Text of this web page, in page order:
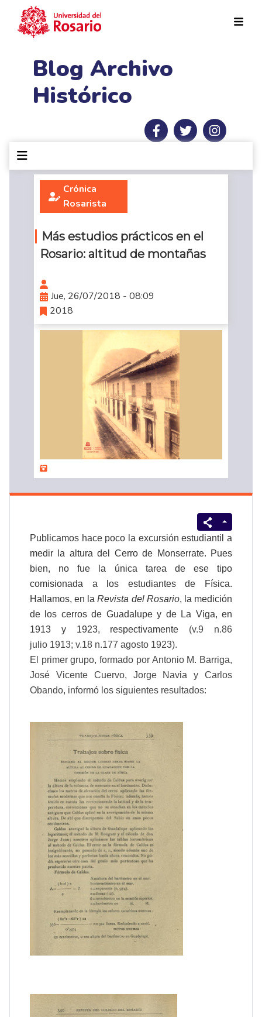
Blog Archivo
Histórico
Crónica
Rosarista
Más estudios prácticos en el
Rosario: altitud de montañas
Jue, 26/07/2018 - 08:09
2018
Publicamos hace poco la excursión estudiantil a
medir la altura del Cerro de Monserrate. Pues
bien, no fue la única tarea de ese tipo
comisionada a los estudiantes de Física.
Hallamos, en laRevista del Rosario, la medición
de los cerros de Guadalupe y de La Viga, en
1913 y 1923, respectivamente (v.9 n.86
julio 1913; v.18 n.177 agosto 1923).
El primer grupo, formado por Antonio M. Barriga,
José Vicente Cuervo, Jorge Navia y Carlos
Obando, informó los siguientes resultados: